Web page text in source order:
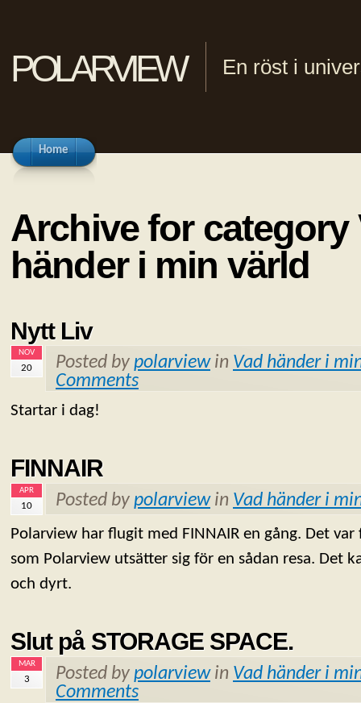
polarview En röst i
Home
Archive for category
händer i min värld
Nytt Liv
NOV
20 Posted by polarviewin Vad händer i
Comments
Startar i dag!
FINNAIR
APR
10 Posted by polarviewin Vad händer i
Polarview har flugit med FINNAIR en gång. Det
som Polarview utsätter sig för en sådan resa. Det
och dyrt.
Slut på STORAGE SPACE.
MAR
3 Posted by polarviewin Vad händer i
Comments